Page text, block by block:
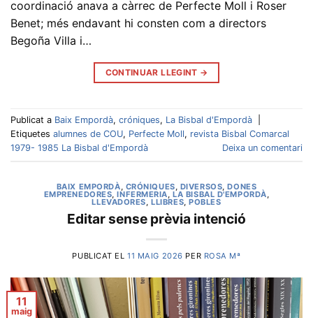
coordinació anava a càrrec de Perfecte Moll i Roser
Benet; més endavant hi consten com a directors
Begoña Villa i…
CONTINUAR LLEGINT →
Publicat a Baix Empordà, cróniques, La Bisbal d'Empordà
Etiquetes alumnes de COU, Perfecte Moll, revista Bisbal Comarcal
1979- 1985 La Bisbal d'Empordà
Deixa un comentari
BAIX EMPORDÀ, CRÓNIQUES, DIVERSOS,DONES
EMPRENEDORES,INFERMERIA,LA BISBAL D'EMPORDÀ,
LLEVADORES,LLIBRES,POBLES
Editar sense prèvia intenció
PUBLICAT EL11 MAIG 2026 PER ROSA Mª
11
maig